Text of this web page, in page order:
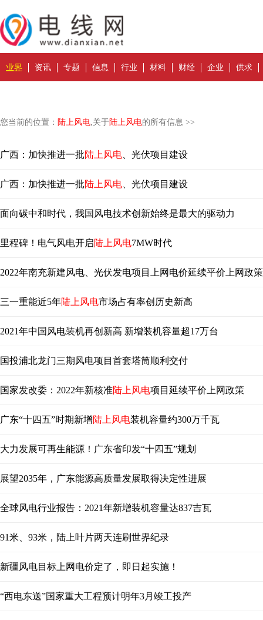
业界 资讯 专题 信息 行业 材料 财经 企业 供求
您当前的位置： 陆上风电,关于陆上风电的所有信息 >>
广西：加快推进一批陆上风电 、光伏项目建设
广西：加快推进一批陆上风电 、光伏项目建设
面向碳中和时代，我国风电技术创新始终是最大的驱动力
里程碑！电气风电开启陆上风电7MW时代
2022年南充新建风电、光伏发电项目上网电价延续平价上网政策
三一重能近5年陆上风电市场占有率创历史新高
2021年中国风电装机再创新高 新增装机容量超17万台
国投浦北龙门三期风电项目首套塔筒顺利交付
国家发改委：2022年新核准陆上风电项目延续平价上网政策
广东“十四五”时期新增陆上风电装机容量约300万千瓦
大力发展可再生能源！广东省印发“十四五”规划
展望2035年，广东能源高质量发展取得决定性进展
全球风电行业报告：2021年新增装机容量达837吉瓦
91米、93米，陆上叶片两天连刷世界纪录
新疆风电目标上网电价定了，即日起实施！
“西电东送”国家重大工程预计明年3月竣工投产